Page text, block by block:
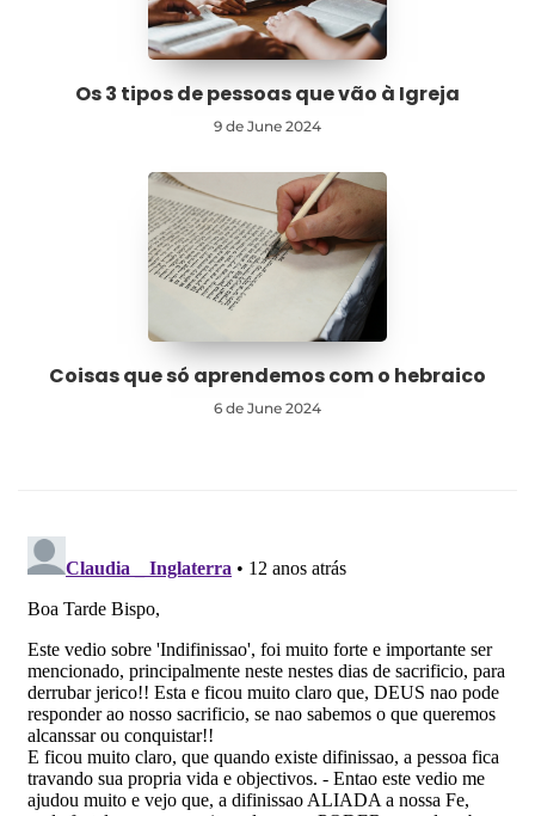
Os 3 tipos de pessoas que vão à Igreja
9 de June 2024
Coisas que só aprendemos com o hebraico
6 de June 2024